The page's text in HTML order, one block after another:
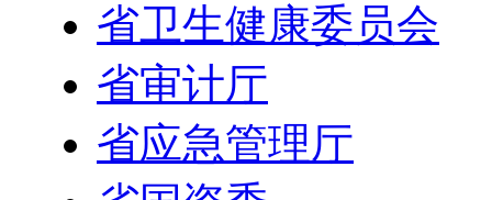
省卫生健康委员会
省审计厅
省应急管理厅